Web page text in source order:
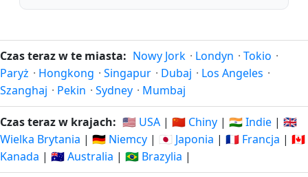
Czas teraz w te miasta: Nowy Jork · Londyn · Tokio ·
Paryż · Hongkong · Singapur · Dubaj · Los Angeles ·
Szanghaj · Pekin · Sydney · Mumbaj
Czas teraz w krajach: 🇺🇸 USA | 🇨🇳 Chiny | 🇮🇳 Indie | 🇬🇧
Wielka Brytania | 🇩🇪 Niemcy | 🇯🇵 Japonia | 🇫🇷 Francja | 🇨🇦
Kanada | 🇦🇺 Australia | 🇧🇷 Brazylia |